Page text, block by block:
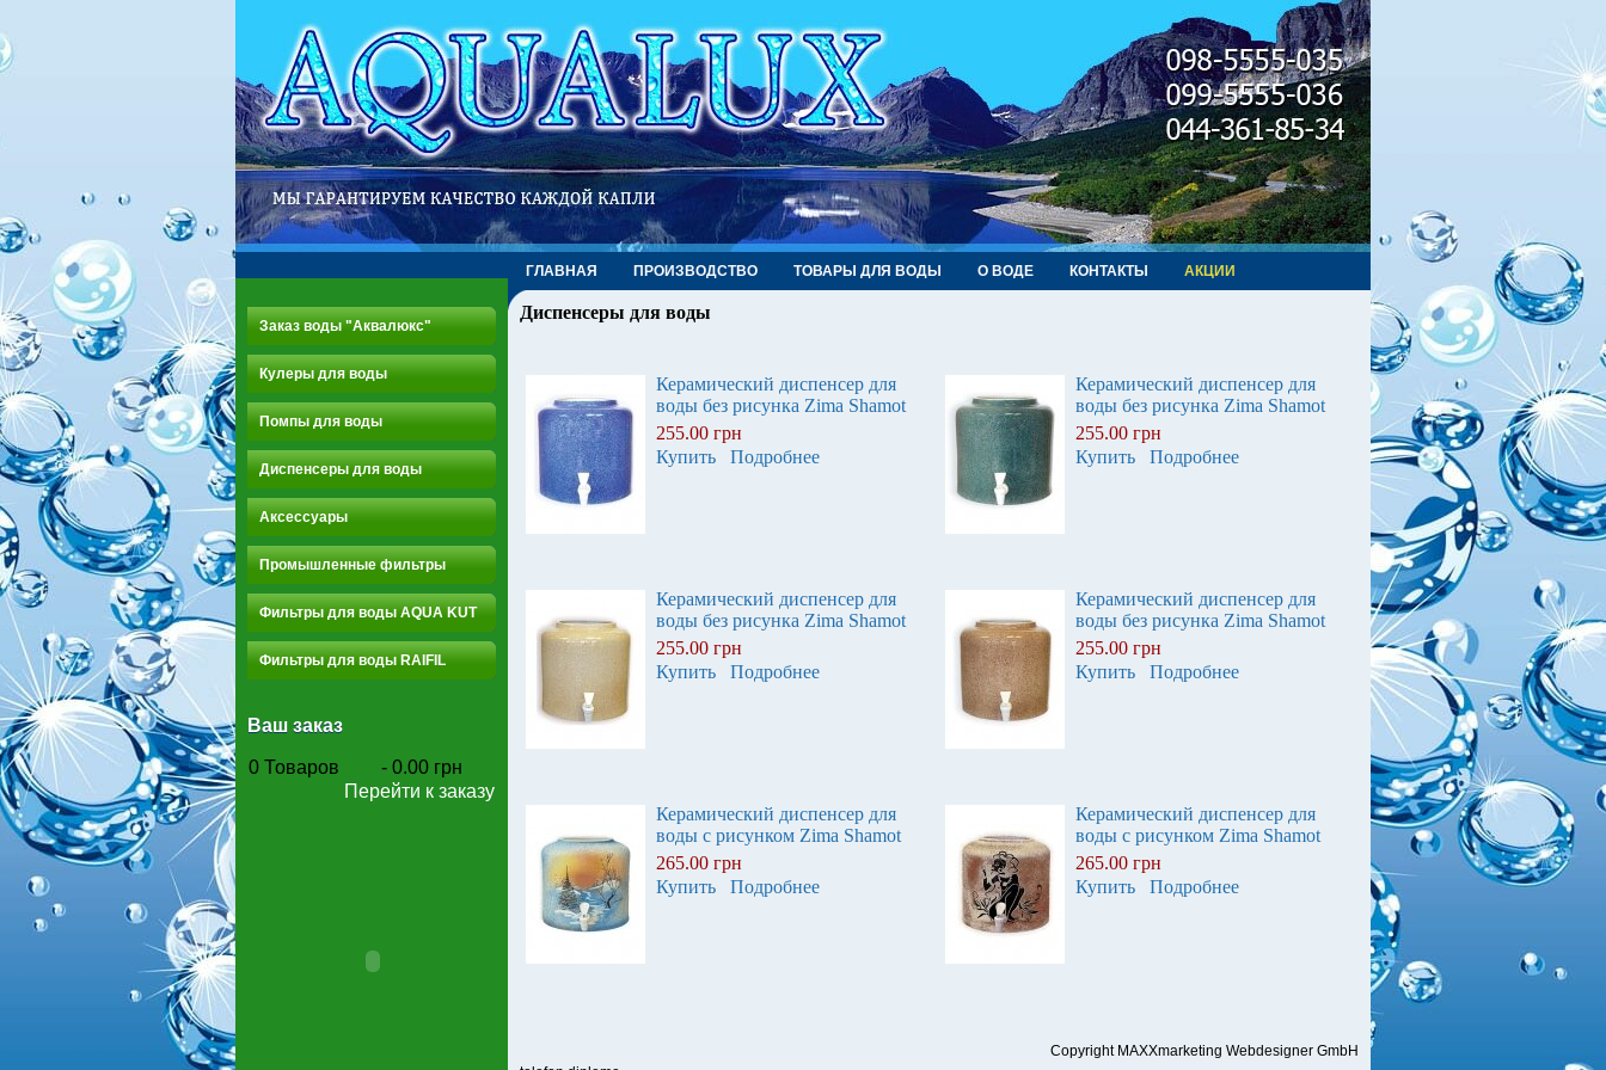
ГЛАВНАЯ ПРОИЗВОДСТВО ТОВАРЫ ДЛЯ ВОДЫ О ВОДЕ КОНТАКТЫ АКЦИИ
Заказ воды "Аквалюкс"
Кулеры для воды
Помпы для воды
Диспенсеры для воды
Аксессуары
Промышленные фильтры
Фильтры для воды AQUA KUT
Фильтры для воды RAIFIL
Ваш заказ
0 Товаров - 0.00 грн
Перейти к заказу
Диспенсеры для воды
Керамический диспенсер для
воды без рисунка Zima Shamot
255.00 грн
Купить
Подробнее
Керамический диспенсер для
воды без рисунка Zima Shamot
255.00 грн
Купить
Подробнее
Керамический диспенсер для
воды без рисунка Zima Shamot
255.00 грн
Купить
Подробнее
Керамический диспенсер для
воды без рисунка Zima Shamot
255.00 грн
Купить
Подробнее
Керамический диспенсер для
воды с рисунком Zima Shamot
265.00 грн
Купить
Подробнее
Керамический диспенсер для
воды с рисунком Zima Shamot
265.00 грн
Купить
Подробнее
Copyright MAXXmarketing Webdesigner GmbH